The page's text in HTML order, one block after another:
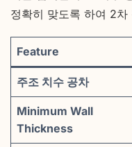
정확히 맞도록 하여 2
Feature
주조 치수 공차
Minimum Wall
Thickness